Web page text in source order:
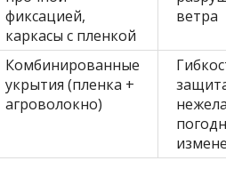
фиксацией,
каркасы с пленкой
ветра
Комбинированные
укрытия (пленка +
агроволокно)